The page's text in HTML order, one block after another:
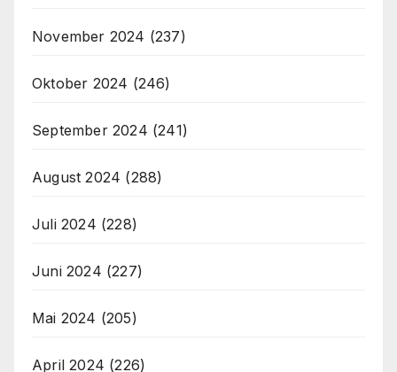
November 2024 (237)
Oktober 2024 (246)
September 2024 (241)
August 2024 (288)
Juli 2024 (228)
Juni 2024 (227)
Mai 2024 (205)
April 2024 (226)